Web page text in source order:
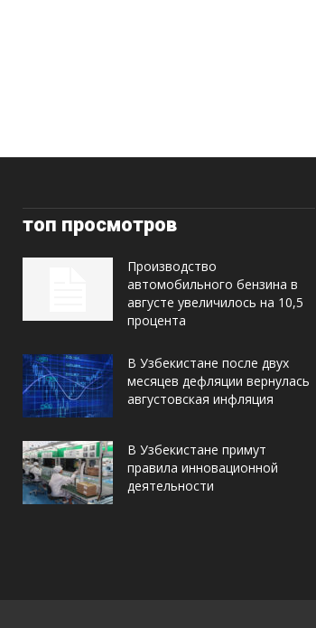
топ просмотров
Производство
автомобильного бензина в
августе увеличилось на 10,5
процента
В Узбекистане после двух
месяцев дефляции вернулась
августовская инфляция
В Узбекистане примут
правила инновационной
деятельности